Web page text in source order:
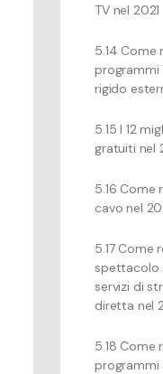
TV nel 2021
5.14 Come
programmi
rigido
5.15 I 12
gratuiti nel
5.16 Come
cavo nel
5.17 Come
spettacolo
servizi di
diretta nel
5.18 Come
programmi